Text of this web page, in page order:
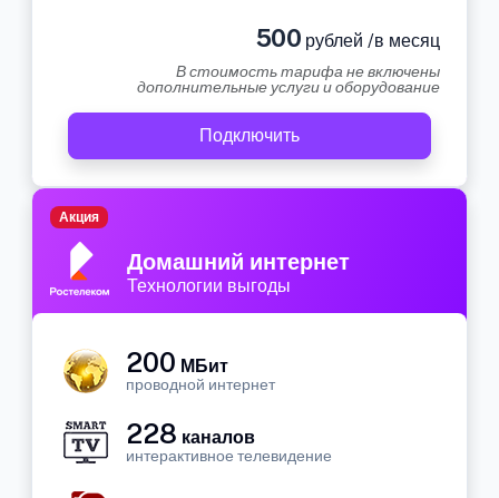
500 рублей /в месяц
В стоимость тарифа не включены
дополнительные услуги и оборудование
Подключить
Домашний интернет
Технологии выгоды
Акция
200 МБит
проводной интернет
228 каналов
интерактивное телевидение